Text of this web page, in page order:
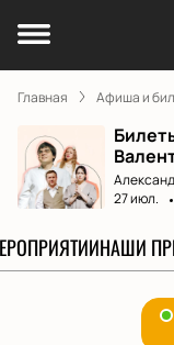
Главная Афиша и
27 июл.
НАШИ